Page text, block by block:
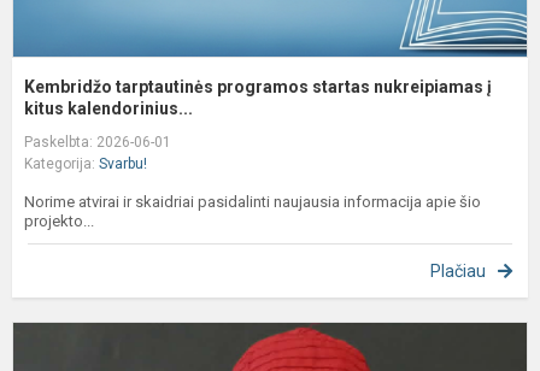
Kembridžo tarptautinės programos startas nukreipiamas į
kitus kalendorinius...
Paskelbta: 2026-06-01
Kategorija: Svarbu!
Norime atvirai ir skaidriai pasidalinti naujausia informacija apie šio
projekto...
Plačiau